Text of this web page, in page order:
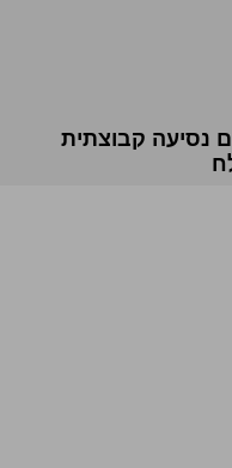
כך מתכננים נסיעה קבוצתית